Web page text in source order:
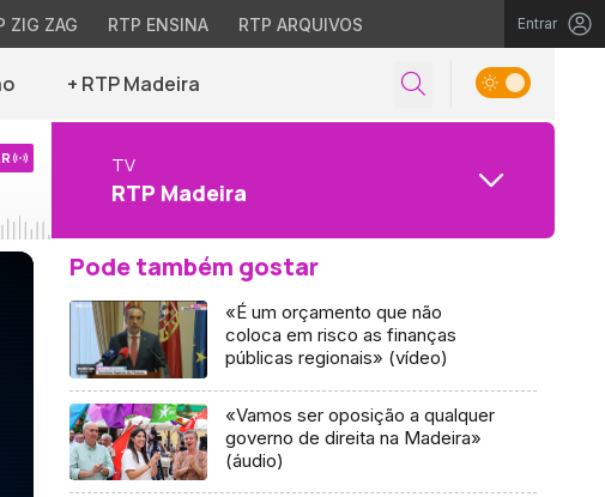
ZIG ZAG RTP ENSINA RTP ARQUIVOS Entrar
+ RTP Madeira
TV
RTP Madeira
Pode também gostar
«É um orçamento que não
coloca em risco as finanças
públicas regionais» (vídeo)
«Vamos ser oposição a qualquer
governo de direita na Madeira»
(áudio)